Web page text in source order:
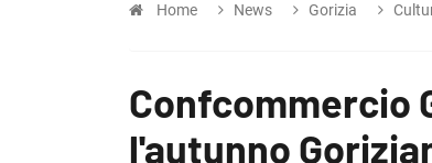
Home News Gorizia
Confcommercio
l'autunno